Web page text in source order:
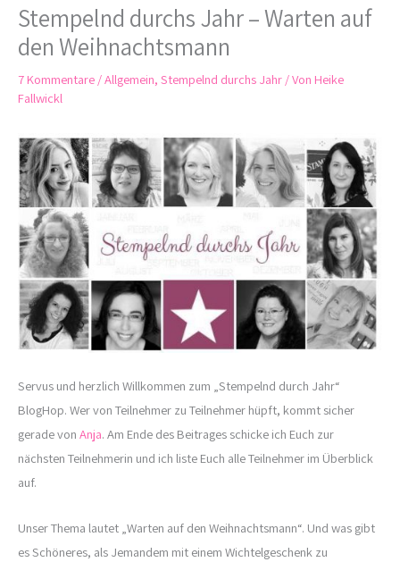
Stempelnd durchs Jahr – Warten auf
den Weihnachtsmann
7 Kommentare /Allgemein, Stempelnd durchs Jahr / Von Heike
Fallwickl
Servus und herzlich Willkommen zum „Stempelnd durch Jahr“
BlogHop. Wer von Teilnehmer zu Teilnehmer hüpft, kommt sicher
gerade von Anja. Am Ende des Beitrages schicke ich Euch zur
nächsten Teilnehmerin und ich liste Euch alle Teilnehmer im Überblick
auf.
Unser Thema lautet „Warten auf den Weihnachtsmann“. Und was gibt
es Schöneres, als Jemandem mit einem Wichtelgeschenk zu